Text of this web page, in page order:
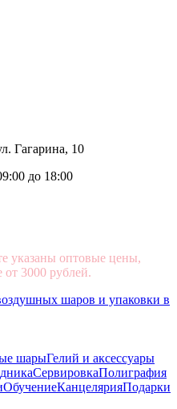
Гагарина, 10
до 18:00
указаны оптовые цены,
от 3000 рублей.
шарыГелий и аксессуары
СервировкаПолиграфия
ОбучениеКанцелярияПодарки